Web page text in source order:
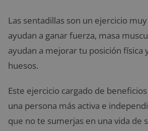
Las sentadillas son un ejercicio
ayudan a ganar fuerza, masa
ayudan a mejorar tu posición física
huesos.
Este ejercicio cargado de
una persona más activa e
que no te sumerjas en una vida de